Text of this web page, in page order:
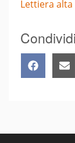
Lettiera
Share
on
Facebook